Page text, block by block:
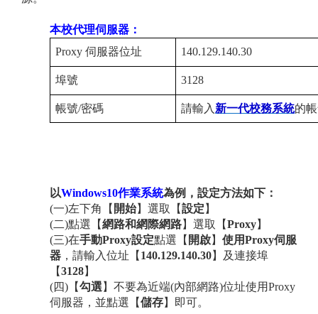
本校代理伺服器：
Proxy 伺服器位址
140.129.140.30
埠號 3128
帳號/密碼 請輸入 新一代校務系統的
以Windows10作業系統為例，設定方法如下：
(一)左下角【 開始】選取【設定 】
(二)點選【網路和網際網路】選取【Proxy】
(三)在手動Proxy設定點選【 開啟】 使用Proxy伺服
器 ，請輸入位址 【 140.129.140.30】
及連接埠
【3128】
(四)【勾選 】不要為近端(內部網路)位址使用Proxy
伺服器，並點選【儲存】即可。